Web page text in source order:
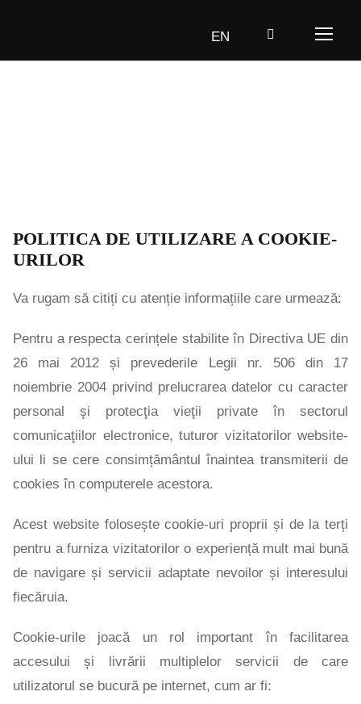
EN
POLITICA DE UTILIZARE A COOKIE-
URILOR
Va rugam să citiți cu atenție informațiile care urmează:
Pentru a respecta cerințele stabilite în Directiva UE din
26 mai 2012 și prevederile Legii nr. 506 din 17
noiembrie 2004 privind prelucrarea datelor cu caracter
personal şi protecţia vieţii private în sectorul
comunicaţiilor electronice, tuturor vizitatorilor website-
ului li se cere consimțământul înaintea transmiterii de
cookies în computerele acestora.
Acest website folosește cookie-uri proprii și de la terți
pentru a furniza vizitatorilor o experiență mult mai bună
de navigare și servicii adaptate nevoilor și interesului
fiecăruia.
Cookie-urile joacă un rol important în facilitarea
accesului și livrării multiplelor servicii de care
utilizatorul se bucură pe internet, cum ar fi: